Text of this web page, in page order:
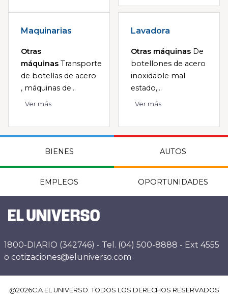
Maquinarias
Otras
máquinas Transporte
de botellas de acero
, máquinas de...
Ver más
Lavadora
Otras máquinas De
botellones de acero
inoxidable mal
estado,...
Ver más
BIENES AUTOS
EMPLEOS OPORTUNIDADES
1800-DIARIO (342746) - Tel. (04) 500-8888 - Ext 4555
o cotizaciones@eluniverso.com
@2026C.A EL UNIVERSO. TODOS LOS DERECHOS RESERVADOS